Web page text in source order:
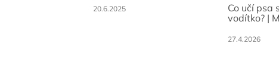
20.6.2025
Co učí psa
vodítko? |
27.4.2026